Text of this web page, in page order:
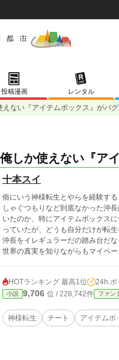
投稿漫画 レンタル
えない『アイテムボックス』がバ
俺しか使えない『ア
十本スイ
俗にいう神様転生とやらを経験す
しゃぐつもりなど到底なかった沖
いたのか、特にアイテムボックス
っていたが、どうも自分だけが転
沖長をイレギュラーだの踏み台だ
世界の真実を知りながらもマイペー
HOTランキング 最高1位 24h.ポ
小説 9,706 位 / 228,742件 ファン
神様転生 チート アイテムボ